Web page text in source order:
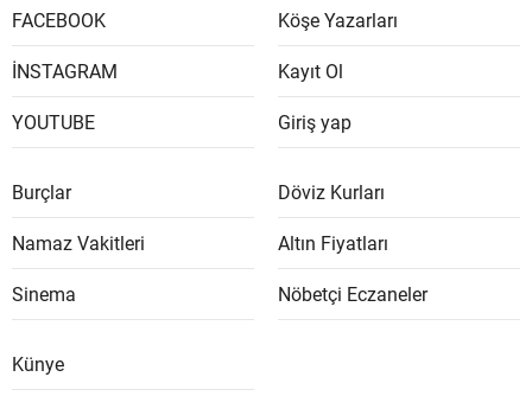
FACEBOOK
İNSTAGRAM
YOUTUBE
Köşe Yazarları
Kayıt Ol
Giriş yap
Burçlar
Namaz Vakitleri
Sinema
Döviz Kurları
Altın Fiyatları
Nöbetçi Eczaneler
Künye